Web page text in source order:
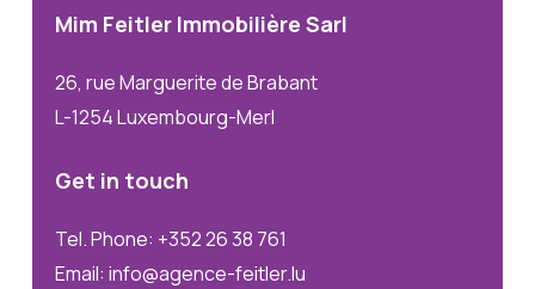
Mim Feitler Immobilière Sarl
26, rue Marguerite de Brabant
L-1254 Luxembourg-Merl
Get in touch
Tel. Phone: +352 26 38 761
Email: info@agence-feitler.lu